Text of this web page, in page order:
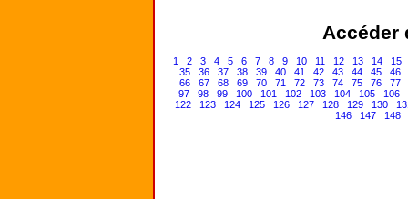
Accéder
1 2 3 4 5 6 7 8 9 10 11 12 13 14
15
35
36 37 38 39 40 41 42 43 44 45
46
66
67 68 69 70 71 72 73 74 75 76
77
97
98 99 100 101 102 103 104 105
106
122
123 124 125 126 127 128 129 130
146
147 148